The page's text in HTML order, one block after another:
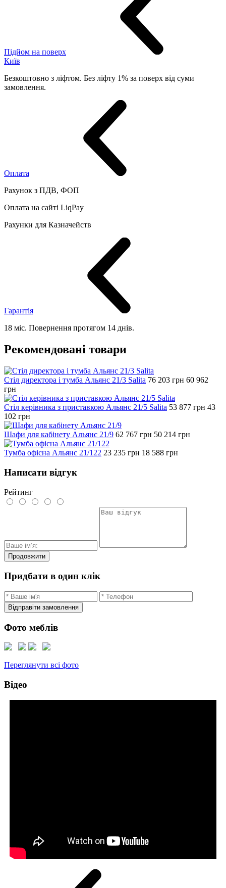
Підйом на поверх
Київ
Безкоштовно з ліфтом. Без ліфту 1% за поверх від суми
замовлення.
Оплата
Рахунок з ПДВ, ФОП
Оплата на сайті LiqPay
Рахунки для Казначейств
Гарантія
18 міс. Повернення протягом 14 днів.
Рекомендовані товари
Стіл директора і тумба Альянс 21/3 Salita 76 203 грн 60 962
грн
Стіл керівника з приставкою Альянс 21/5 Salita 53 877 грн 43
102 грн
Шафи для кабінету Альянс 21/9 62 767 грн 50 214 грн
Тумба офісна Альянс 21/122 23 235 грн 18 588 грн
Написати відгук
Рейтинг
Продовжити
Придбати в один клік
Відправіти замовлення
Фото меблів
Переглянути всі фото
Відео